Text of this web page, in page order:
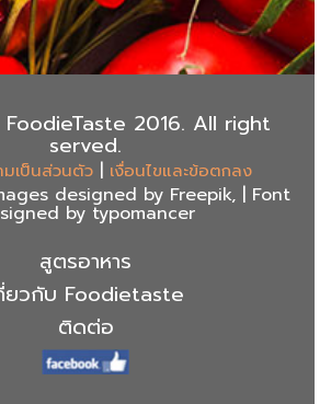
2016. All right
served.
มเป็นส่วนตัว | เงื่อนไขและข้อตกลง
designed by Freepik, | Font
by typomancer
สูตรอาหาร
ยวกับ Foodietaste
ติดต่อ